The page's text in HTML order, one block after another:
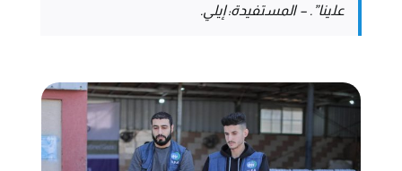
علينا”. – المستفيدة: إيلي.